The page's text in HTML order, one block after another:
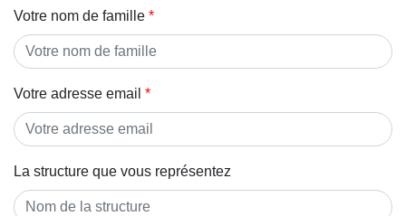
Votre nom de famille
Votre adresse email
La structure que vous représentez